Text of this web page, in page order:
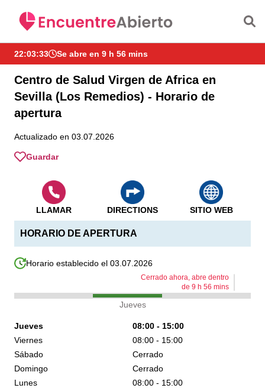
22:03:33 Se abre en 9 h 56 mins
Centro de Salud Virgen de Africa en
Sevilla (Los Remedios) - Horario de
apertura
Actualizado en 03.07.2026
Guardar
HORARIO DE APERTURA
Horario establecido el 03.07.2026
Cerrado ahora, abre dentro
de9 h56 mins
Jueves
Jueves
08:00 - 15:00
Viernes
08:00 - 15:00
Sábado
Cerrado
Domingo
Cerrado
Lunes
08:00 - 15:00
LLAMAR DIRECTIONS SITIO WEB